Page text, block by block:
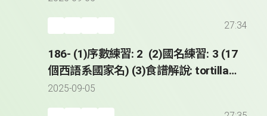
27:34
186- (1)序數練習: 2 (2)國名練習: 3 (17
個西語系國家名) (3)食譜解說: tortilla
de patatas (4)課文解說: 第一段
2025-09-05